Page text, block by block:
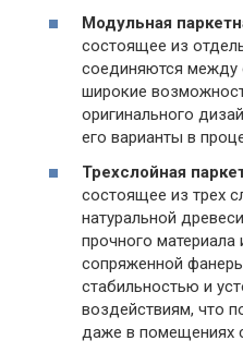
Модульная
состоящее из
соединяются между
широкие
оригинального
его варианты в
Трехслойная
состоящее из трех
натуральной
прочного материала
сопряженной
стабильностью и
воздействиям, что
даже в помещениях